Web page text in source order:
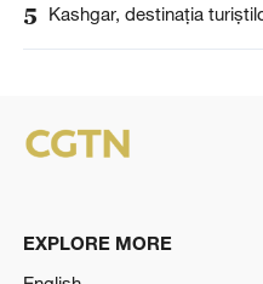
5 Kashgar, destinația
EXPLORE MORE